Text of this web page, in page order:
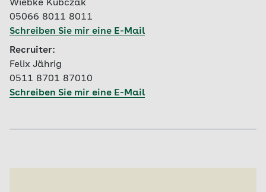
Wiebke Kubczak
05066 8011 8011
Schreiben Sie mir eine E-Mail
Recruiter:
Felix Jährig
0511 8701 87010
Schreiben Sie mir eine E-Mail